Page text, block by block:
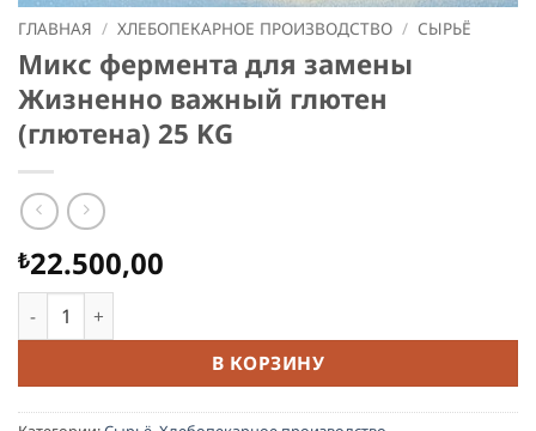
ГЛАВНАЯ / ХЛЕБОПЕКАРНОЕ ПРОИЗВОДСТВО / СЫРЬЁ
Микс фермента для замены
Жизненно важный глютен
(глютена) 25 KG
₺22.500,00
Количество товара Микс фермента для замены
В КОРЗИНУ